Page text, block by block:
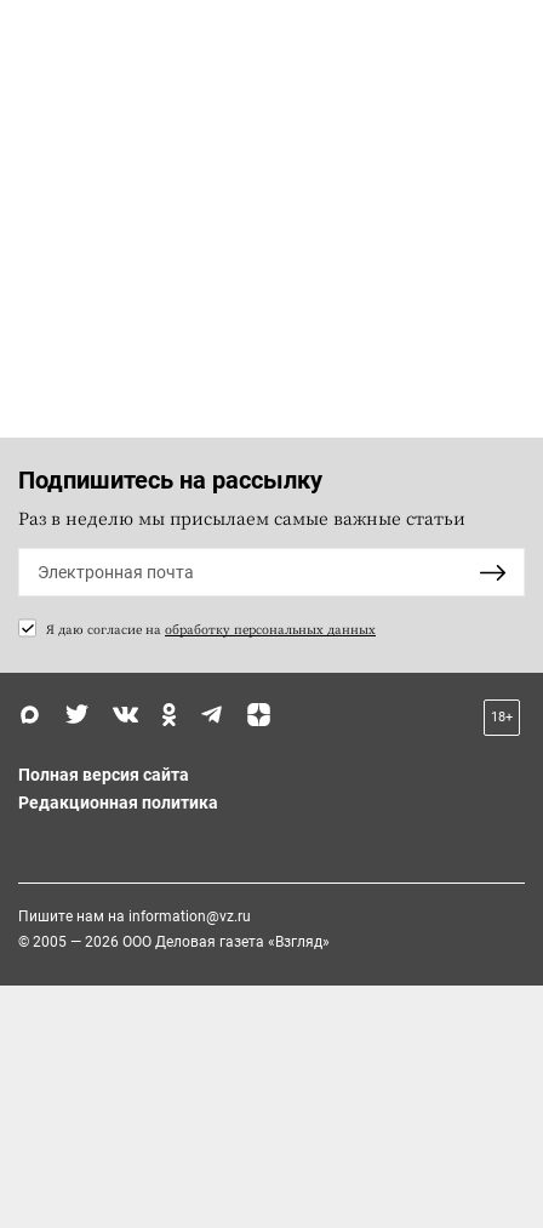
Подпишитесь на рассылку
Раз в неделю мы присылаем самые важные статьи
Я даю согласие на обработку персональных данных
18+
Полная версия сайта
Редакционная политика
Пишите нам на information@vz.ru
© 2005 — 2026 ООО Деловая газета «Взгляд»